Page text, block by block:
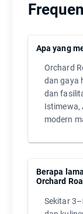
Apa yang
Orchard
dan gaya
dan
Istimewa,
modern
Berapa
Orchard
Sekitar